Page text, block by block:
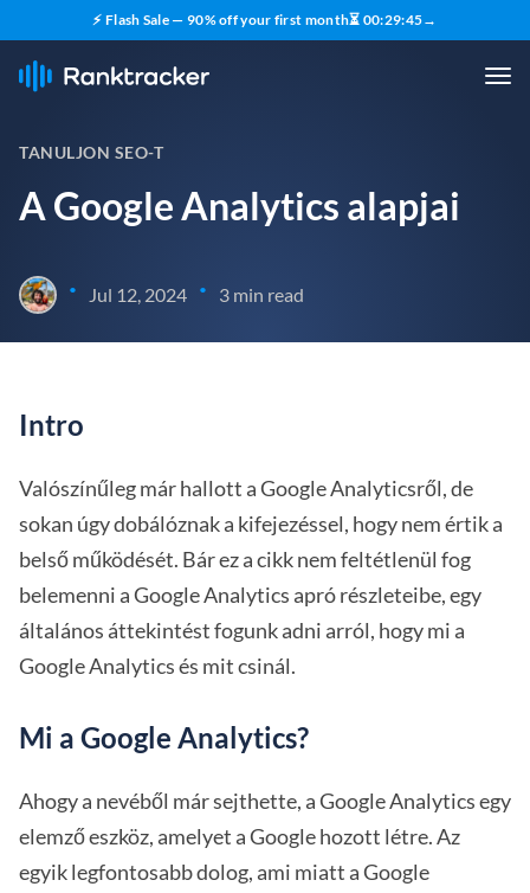
⚡ Flash Sale — 90% off your first month⏳ 00:29:44→
TANULJON SEO-T
A Google Analytics alapjai
• Jul 12, 2024 • 3 min read
Intro
Valószínűleg már hallott a Google Analyticsről, de
sokan úgy dobálóznak a kifejezéssel, hogy nem értik a
belső működését. Bár ez a cikk nem feltétlenül fog
belemenni a Google Analytics apró részleteibe, egy
általános áttekintést fogunk adni arról, hogy mi a
Google Analytics és mit csinál.
Mi a Google Analytics?
Ahogy a nevéből már sejthette, a Google Analytics egy
elemző eszköz, amelyet a Google hozott létre. Az
egyik legfontosabb dolog, ami miatt a Google